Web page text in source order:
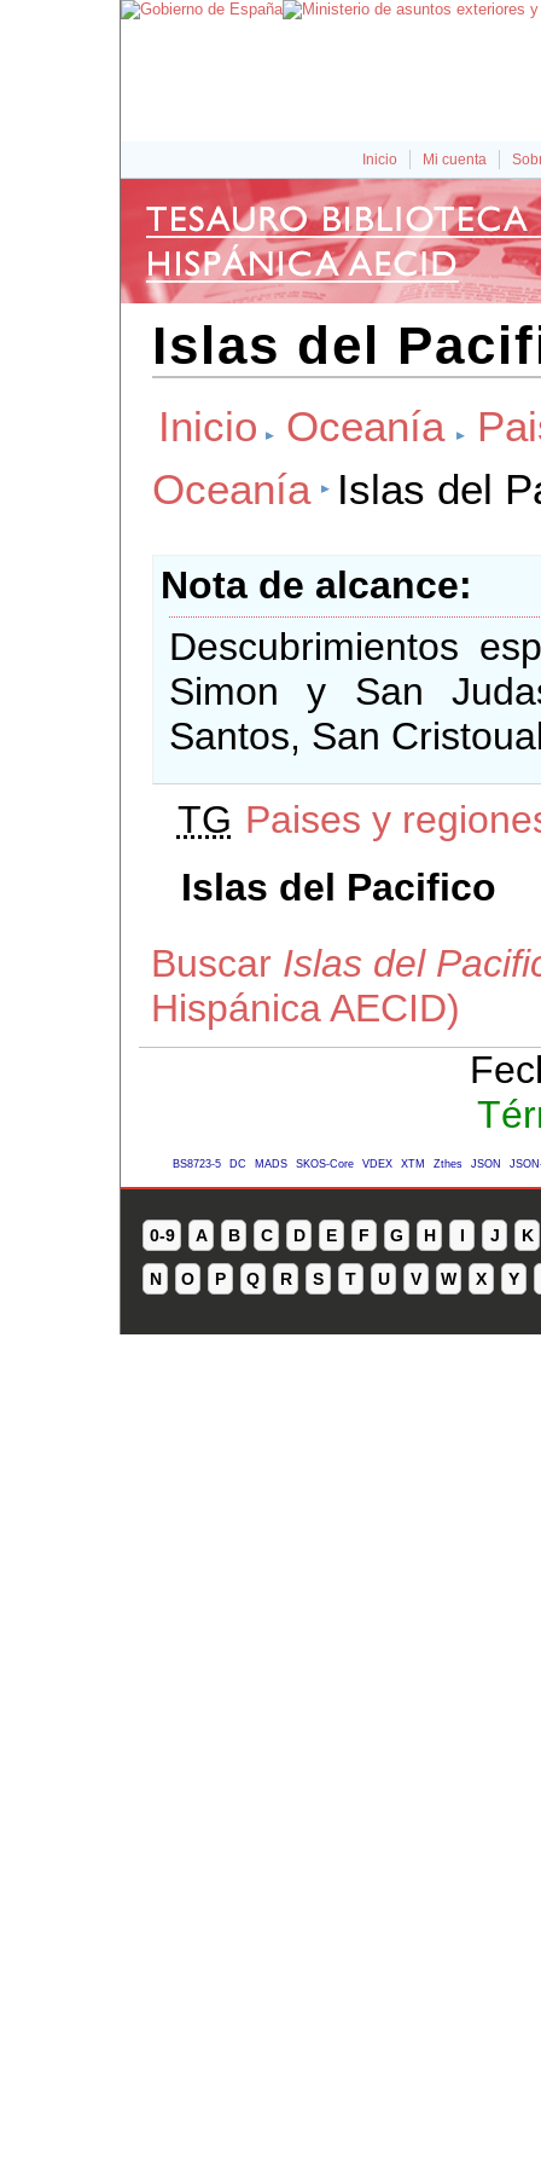
Inicio Mi cuenta
Islas del
Inicio Oceanía
Oceanía
Islas del
Nota de alcance
Descubrimientos
Simon y San
Santos, San
TG Paises y
Islas del Pacifico
Buscar Islas del
Hispánica AECID)
BS8723-5 DC MADS SKOS-Core VDEX XTM Zthes JSON
0-9 A B C D E F G H I J K
N O P Q R S T U V W X Y